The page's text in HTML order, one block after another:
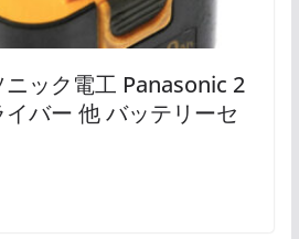
ック電工 Panasonic 2
バー 他 バッテリーセ